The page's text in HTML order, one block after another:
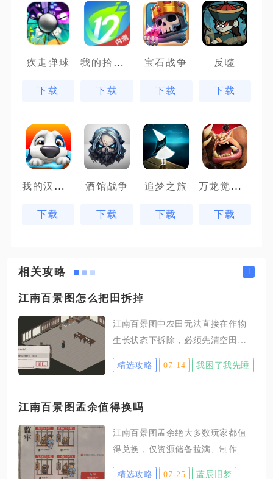
疾走弹球
下载
我的拾贰世界
下载
宝石战争
下载
反噬
下载
我的汉克狗
下载
酒馆战争
下载
追梦之旅
下载
万龙觉醒魔兽战场
下载
相关攻略 +
江南百景图怎么把田拆掉
江南百景图中农田无法直接在作物
生长状态下拆除，必须先清空田地
内的农作物，再通过改布局编辑模
式执行拆除操作，拆除后农田地块
回收少量建造消耗的基础资源，这
方式。很多玩家初次调整城建规划
时，会遇到点击农田没有拆除按钮
的问题，核心原因都是田块内存在
精选攻略 07-14 我困了我先睡
江南百景图孟余值得换吗
江南百景图孟余绝大多数玩家都值
得兑换，仅资源储备拉满、制作天
级角色齐全的养老休闲玩家可以放
精选攻略 07-25 蓝辰旧梦